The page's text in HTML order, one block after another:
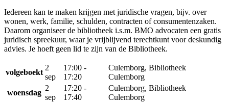
Iedereen kan te maken krijgen met juridische vragen, bijv. over
wonen, werk, familie, schulden, contracten of consumentenzaken.
Daarom organiseer de bibliotheek i.s.m. BMO advocaten een gratis
juridisch spreekuur, waar je vrijblijvend terechtkunt voor deskundig
advies. Je hoeft geen lid te zijn van de Bibliotheek.
volgeboekt
2
sep
17:00 -
17:20
Culemborg, Bibliotheek
Culemborg
woensdag
2
sep
17:20 -
17:40
Culemborg, Bibliotheek
Culemborg